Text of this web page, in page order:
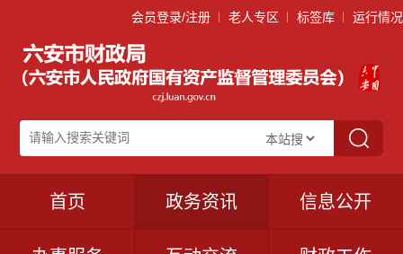
会员登录/注册 老人专区 标签库 运行情况
首页 政务资讯 信息公开